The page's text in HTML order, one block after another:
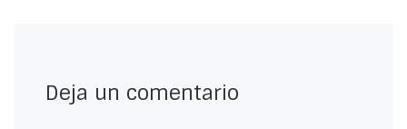
Deja un comentario